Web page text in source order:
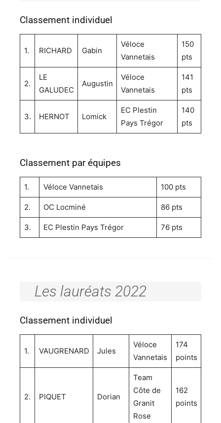
Classement individuel
1. RICHARD Gabin
Véloce
Vannetais
150
pts
2.
LE
GALUDEC
Augustin
Véloce
Vannetais
141
pts
3. HERNOT Lomick
EC Plestin
Pays Trégor
140
pts
Classement par équipes
1. Véloce Vannetais 100 pts
2. OC Locminé 86 pts
3. EC Plestin Pays Trégor 76 pts
Les lauréats 2022
Classement individuel
1. VAUGRENARD Jules
Véloce
Vannetais
174
points
2. PIQUET Dorian
Team
Côte de
Granit
Rose
162
points